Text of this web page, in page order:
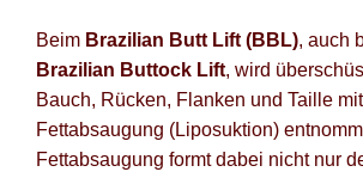
Beim Brazilian Butt Lift (BBL), auch
Brazilian Buttock Lift, wird
Bauch, Rücken, Flanken und Taille
Fettabsaugung (Liposuktion)
Fettabsaugung formt dabei nicht nur